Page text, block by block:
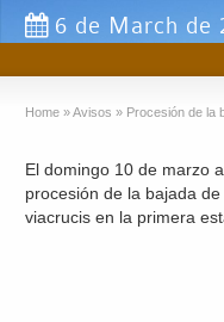
6 de March de
Home »Avisos » Procesión de la
El domingo 10 de marzo
procesión de la bajada
viacrucis en la primera